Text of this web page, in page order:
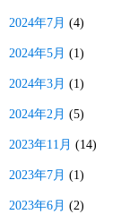
2024年7月 (4)
2024年5月 (1)
2024年3月 (1)
2024年2月 (5)
2023年11月 (14)
2023年7月 (1)
2023年6月 (2)